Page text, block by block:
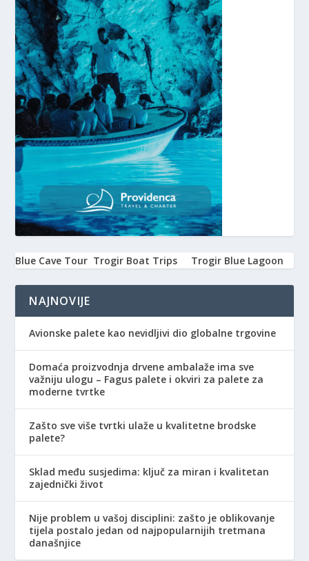
Blue Cave Tour Trogir Boat Trips Trogir Blue Lagoon
NAJNOVIJE
Avionske palete kao nevidljivi dio globalne trgovine
Domaća proizvodnja drvene ambalaže ima sve
važniju ulogu – Fagus palete i okviri za palete za
moderne tvrtke
Zašto sve više tvrtki ulaže u kvalitetne brodske
palete?
Sklad među susjedima: ključ za miran i kvalitetan
zajednički život
Nije problem u vašoj disciplini: zašto je oblikovanje
tijela postalo jedan od najpopularnijih tretmana
današnjice